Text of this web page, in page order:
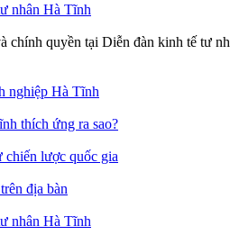
nhân Hà Tĩnh
quyền tại Diễn đàn kinh tế tư
nghiệp Hà Tĩnh
thích ứng ra sao?
chiến lược quốc gia
địa bàn
nhân Hà Tĩnh